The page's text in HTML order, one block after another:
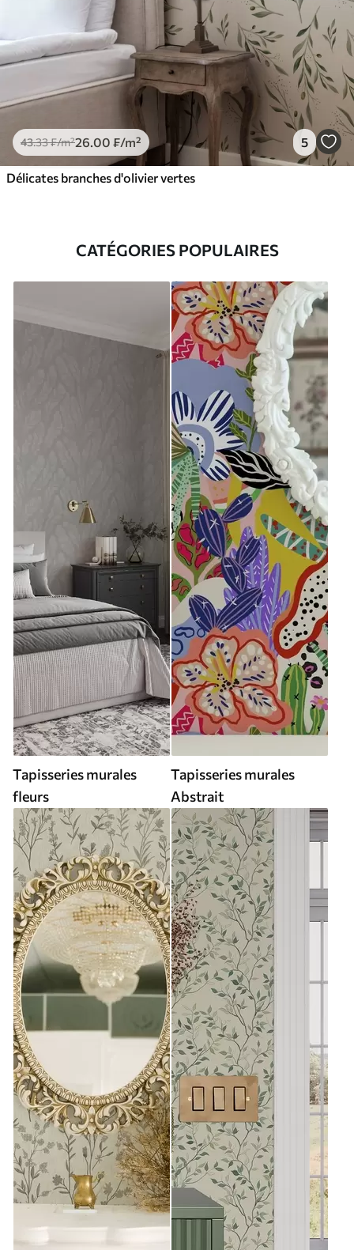
43.33₣/m²26.00 ₣/m² 5
Délicates branches d'olivier vertes
CATÉGORIES POPULAIRES
Tapisseries murales
fleurs
Tapisseries murales
Abstrait